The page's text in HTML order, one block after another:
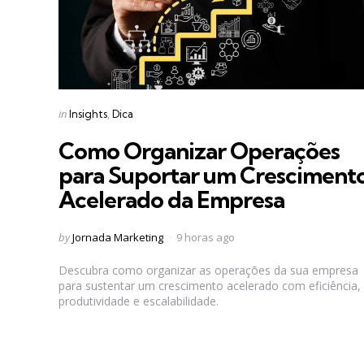
Categories
Posted
inInsights Dica
Como Organizar Operações
para Suportar um
Acelerado da Empresa
Posted
byJornada Marketing 9 horas ago
Descubra como organizar as operações da sua empresa
para sustentar um crescimento acelerado com eficiência,
produtividade e escalabilidade.